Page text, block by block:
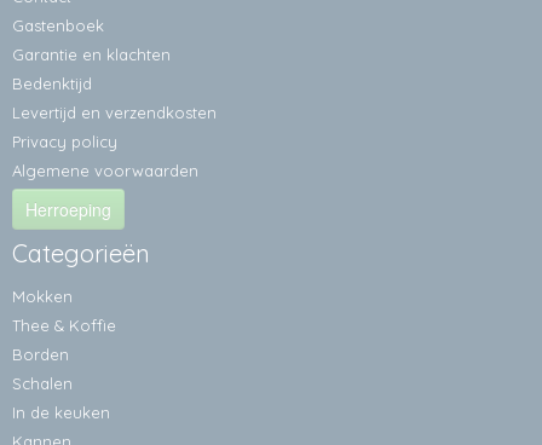
Gastenboek
Garantie en klachten
Bedenktijd
Levertijd en verzendkosten
Privacy policy
Algemene voorwaarden
Herroeping
Categorieën
Mokken
Thee & Koffie
Borden
Schalen
In de keuken